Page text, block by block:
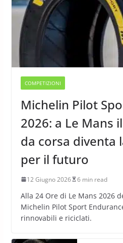
COMPETIZIONI
Michelin Pilot
2026: a Le Mans
da corsa diventa
per il futuro
12 Giugno 2026 6 min read
Alla 24 Ore di Le Mans 2026
Michelin Pilot Sport
rinnovabili e riciclati.